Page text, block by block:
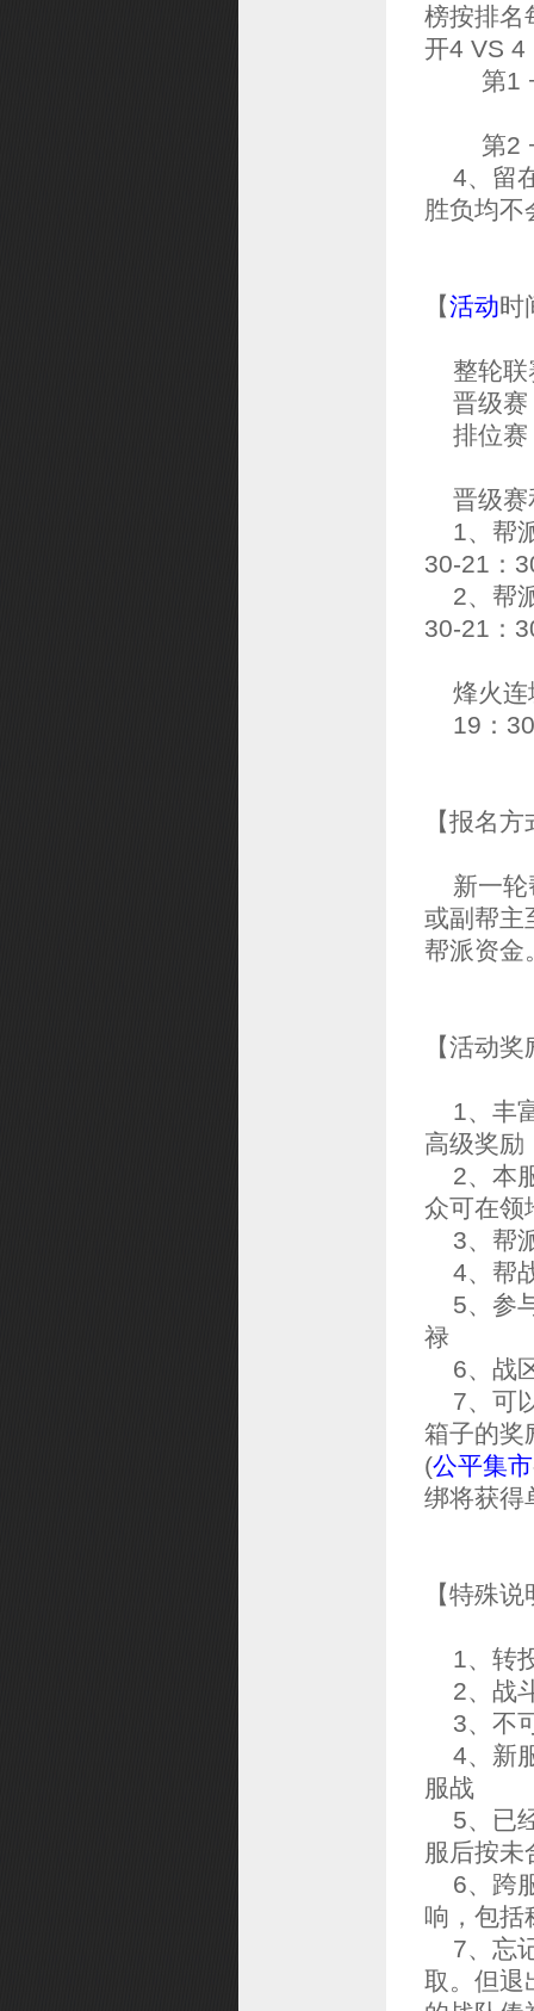
榜按排名
开4 VS
第1 +
第2 + 3
4、留
胜负均不
【活动时
整轮联
晋级赛
排位赛
晋级赛
1、帮
30-21：
2、帮
30-21：
烽火连
19：
【报名
新一轮
或副帮主
帮派资金
【活动
1、丰
高级奖励
2、本
众可在领
3、帮
4、帮
5、参
禄
6、战
7、可
箱子的奖
(公平集市
绑将获得
【特殊
1、转
2、战
3、不
4、新
服战
5、已
服后按未
6、跨
响，包括
7、忘
取。但退